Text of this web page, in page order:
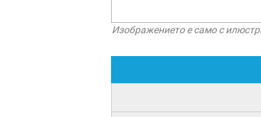
Изображението е само с